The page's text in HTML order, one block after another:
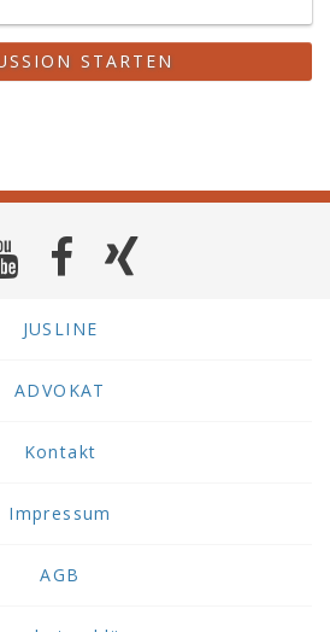
STARTEN
JUSLINE
ADVOKAT
Kontakt
Impressum
AGB